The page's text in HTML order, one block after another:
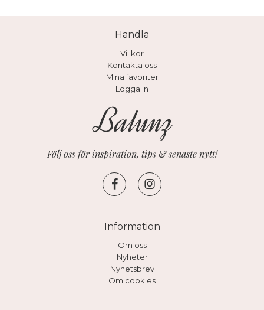
Handla
Villkor
Kontakta oss
Mina favoriter
Logga in
Följ oss för inspiration, tips & senaste nytt!
Information
Om oss
Nyheter
Nyhetsbrev
Om cookies